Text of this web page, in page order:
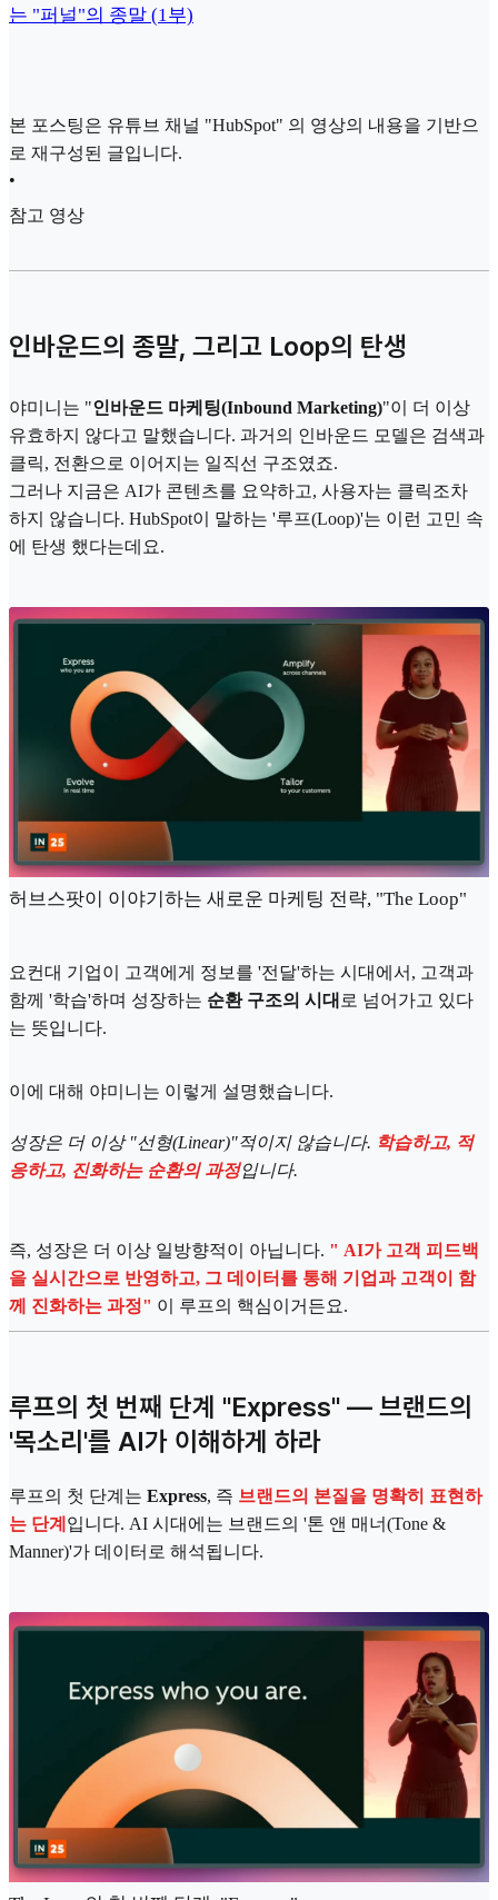
는 "퍼널"의 종말 (1부)
본 포스팅은 유튜브 채널 "HubSpot" 의 영상의 내용을 기반으
로 재구성된 글입니다.
•
참고 영상
인바운드의 종말, 그리고 Loop의 탄생
야미니는 "인바운드 마케팅(Inbound Marketing)"이 더 이상
유효하지 않다고 말했습니다. 과거의 인바운드 모델은 검색과
클릭, 전환으로 이어지는 일직선 구조였죠.
그러나 지금은 AI가 콘텐츠를 요약하고, 사용자는 클릭조차
하지 않습니다. HubSpot이 말하는 '루프(Loop)'는 이런 고민 속
에 탄생 했다는데요.
허브스팟이 이야기하는 새로운 마케팅 전략, "The Loop"
요컨대 기업이 고객에게 정보를 '전달'하는 시대에서, 고객과
함께 '학습'하며 성장하는 순환 구조의 시대 로 넘어가고 있다
는 뜻입니다.
이에 대해 야미니는 이렇게 설명했습니다.
성장은 더 이상 "선형(Linear)"적이지 않습니다. 학습하고, 적
응하고, 진화하는 순환의 과정입니다.
즉, 성장은 더 이상 일방향적이 아닙니다. " AI가 고객 피드백
을 실시간으로 반영하고, 그 데이터를 통해 기업과 고객이 함
께 진화하는 과정" 이 루프의 핵심이거든요.
루프의 첫 번째 단계 "Express" — 브랜드의
'목소리'를 AI가 이해하게 하라
루프의 첫 단계는 Express, 즉 브랜드의 본질을 명확히 표현하
는 단계 입니다. AI 시대에는 브랜드의 '톤 앤 매너(Tone &
Manner)'가 데이터로 해석됩니다.